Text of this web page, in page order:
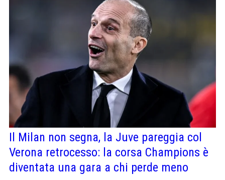
Il Milan non segna, la Juve pareggia col
Verona retrocesso: la corsa Champions è
diventata una gara a chi perde meno